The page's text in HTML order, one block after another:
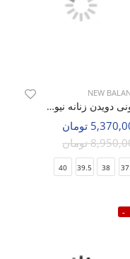
NEW
کتونی دویدن زنانه نیو بالانس 9060 Bricks & Wood W
تومان
تومان
38
39.5
40